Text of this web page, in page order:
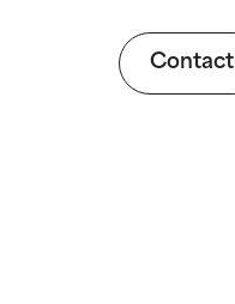
Contact